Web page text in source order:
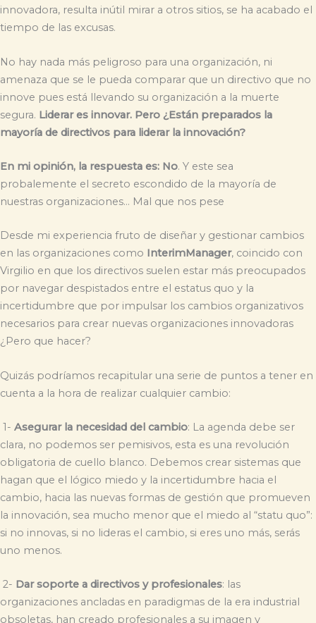
innovadora, resulta inútil mirar a otros sitios, se ha acabado el
tiempo de las excusas.
No hay nada más peligroso para una organización, ni
amenaza que se le pueda comparar que un directivo que no
innove pues está llevando su organización a la muerte
segura. Liderar es innovar. Pero ¿Están preparados la
mayoría de directivos para liderar la innovación?
En mi opinión, la respuesta es: No. Y este sea
probalemente el secreto escondido de la mayoría de
nuestras organizaciones… Mal que nos pese
Desde mi experiencia fruto de diseñar y gestionar cambios
en las organizaciones como InterimManager, coincido con
Virgilio en que los directivos suelen estar más preocupados
por navegar despistados entre el estatus quo y la
incertidumbre que por impulsar los cambios organizativos
necesarios para crear nuevas organizaciones innovadoras
¿Pero que hacer?
Quizás podríamos recapitular una serie de puntos a tener en
cuenta a la hora de realizar cualquier cambio:
1- Asegurar la necesidad del cambio: La agenda debe ser
clara, no podemos ser pemisivos, esta es una revolución
obligatoria de cuello blanco. Debemos crear sistemas que
hagan que el lógico miedo y la incertidumbre hacia el
cambio, hacia las nuevas formas de gestión que promueven
la innovación, sea mucho menor que el miedo al “statu quo”:
si no innovas, si no lideras el cambio, si eres uno más, serás
uno menos.
2- Dar soporte a directivos y profesionales: las
organizaciones ancladas en paradigmas de la era industrial
obsoletas, han creado profesionales a su imagen y